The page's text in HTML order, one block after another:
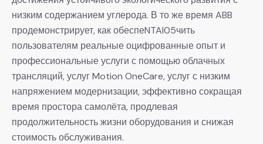
низким содержанием углерода. В то же время ABB
продемонстрирует, как обеспеNTAI05чить
пользователям реальные оцифрованные опыт и
профессиональные услуги с помощью облачных
трансляций, услуг Motion OneCare, услуг с низким
напряжением модернизации, эффективно сокращая
время простора самолёта, продлевая
продолжительность жизни оборудования и снижая
стоимость обслуживания.